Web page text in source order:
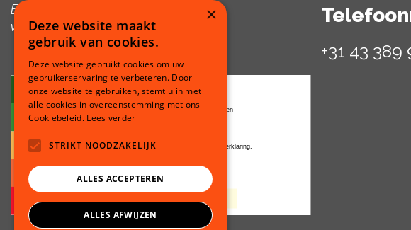
Expeditie Ruimte is een initiatief
van de Provincie Limburg
+31 43 389
×
Deze website maakt
gebruik van cookies.
Deze website gebruikt cookies om uw
gebruikerservaring te verbeteren. Door
onze website te gebruiken, stemt u in met
alle cookies in overeenstemming met ons
Cookiebeleid. Lees verder
STRIKT NOODZAKELIJK
ALLES ACCEPTEREN
ALLES AFWIJZEN